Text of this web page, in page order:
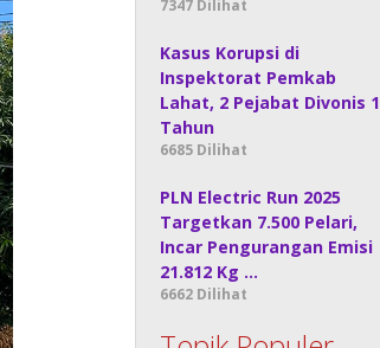
7347 Dilihat
Kasus Korupsi di
Inspektorat Pemkab
Lahat, 2 Pejabat Divonis 1
Tahun
6685 Dilihat
PLN Electric Run 2025
Targetkan 7.500 Pelari,
Incar Pengurangan Emisi
21.812 Kg …
6662 Dilihat